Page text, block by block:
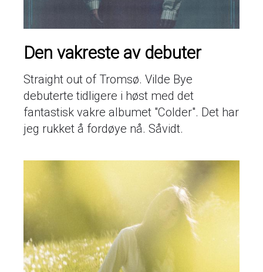
Den vakreste av debuter
Straight out of Tromsø. Vilde Bye
debuterte tidligere i høst med det
fantastisk vakre albumet "Colder". Det har
jeg rukket å fordøye nå. Såvidt.